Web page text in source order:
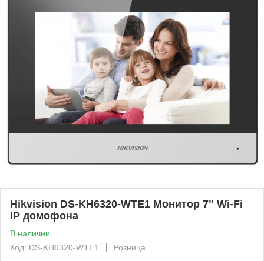
Hikvision DS-KH6320-WTE1 Монитор 7" Wi-Fi
IP домофона
В наличии
Код: DS-KH6320-WTE1
Розница